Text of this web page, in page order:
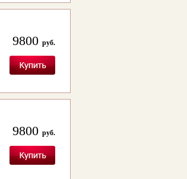
9800 руб.
9800 руб.